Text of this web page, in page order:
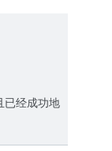
已经成功地